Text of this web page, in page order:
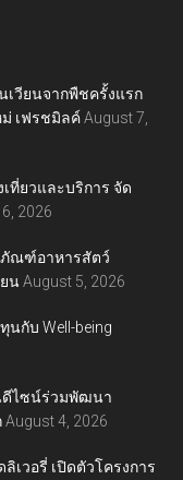
วียนจากพืชครั้งแรก
เฟรชมิลค์ August 7,
ที่ยวและบริการ จัด
2026
ภัณฑ์อาหารสัตว์
น August 5, 2026
นกับ Well-being
ดีไซน์ร่วมพัฒนา
August 4, 2026
เวอรี่ เปิดตัวโครงการ